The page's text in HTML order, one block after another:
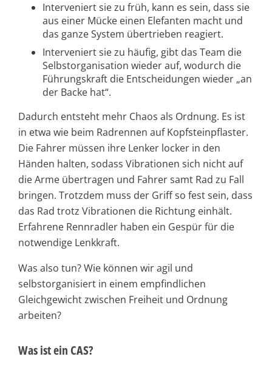
Interveniert sie zu früh, kann es sein, dass sie
aus einer Mücke einen Elefanten macht und
das ganze System übertrieben reagiert.
Interveniert sie zu häufig, gibt das Team die
Selbstorganisation wieder auf, wodurch die
Führungskraft die Entscheidungen wieder „an
der Backe hat“.
Dadurch entsteht mehr Chaos als Ordnung. Es ist
in etwa wie beim Radrennen auf Kopfsteinpflaster.
Die Fahrer müssen ihre Lenker locker in den
Händen halten, sodass Vibrationen sich nicht auf
die Arme übertragen und Fahrer samt Rad zu Fall
bringen. Trotzdem muss der Griff so fest sein, dass
das Rad trotz Vibrationen die Richtung einhält.
Erfahrene Rennradler haben ein Gespür für die
notwendige Lenkkraft.
Was also tun? Wie können wir agil und
selbstorganisiert in einem empfindlichen
Gleichgewicht zwischen Freiheit und Ordnung
arbeiten?
Was ist ein CAS?